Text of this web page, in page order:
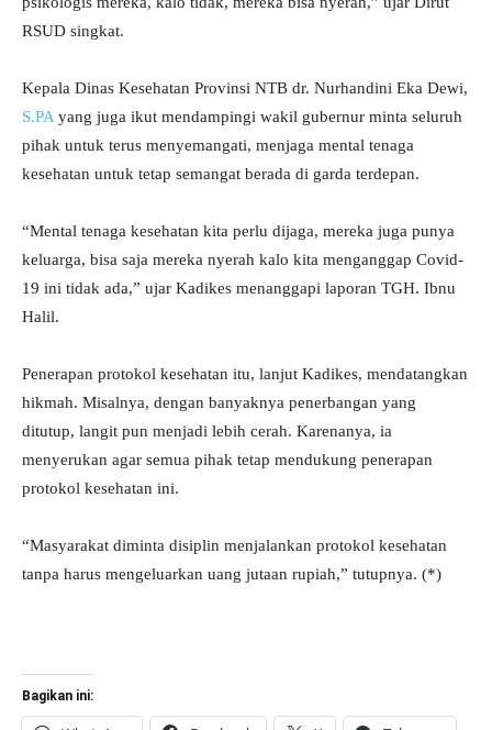
RSUD singkat.
Kepala Dinas Kesehatan Provinsi NTB dr. Nurhandini Eka Dewi,
S.PAyang juga ikut mendampingi wakil gubernur minta seluruh
pihak untuk terus menyemangati, menjaga mental tenaga
kesehatan untuk tetap semangat berada di garda terdepan.
“Mental tenaga kesehatan kita perlu dijaga, mereka juga punya
keluarga, bisa saja mereka nyerah kalo kita menganggap Covid-
19 ini tidak ada,” ujar Kadikes menanggapi laporan TGH. Ibnu
Halil.
Penerapan protokol kesehatan itu, lanjut Kadikes, mendatangkan
hikmah. Misalnya, dengan banyaknya penerbangan yang
ditutup, langit pun menjadi lebih cerah. Karenanya, ia
menyerukan agar semua pihak tetap mendukung penerapan
protokol kesehatan ini.
“Masyarakat diminta disiplin menjalankan protokol kesehatan
tanpa harus mengeluarkan uang jutaan rupiah,” tutupnya. (*)
Bagikan ini: